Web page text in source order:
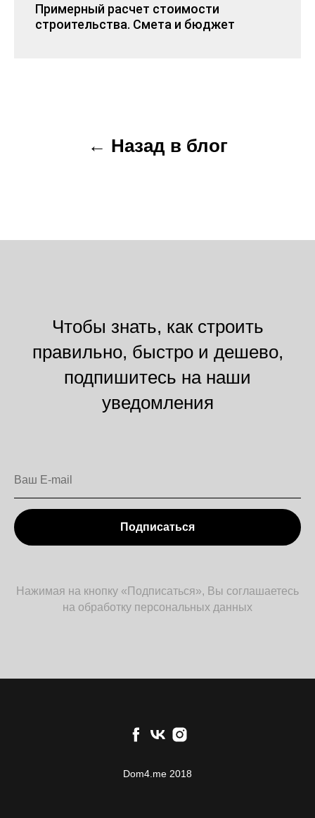
Примерный расчет стоимости
строительства. Смета и бюджет
← Назад в блог
Чтобы знать, как строить
правильно, быстро и дешево,
подпишитесь на наши
уведомления
Подписаться
Нажимая на кнопку «Подписаться», Вы соглашаетесь
на обработку персональных данных
Dom4.me 2018